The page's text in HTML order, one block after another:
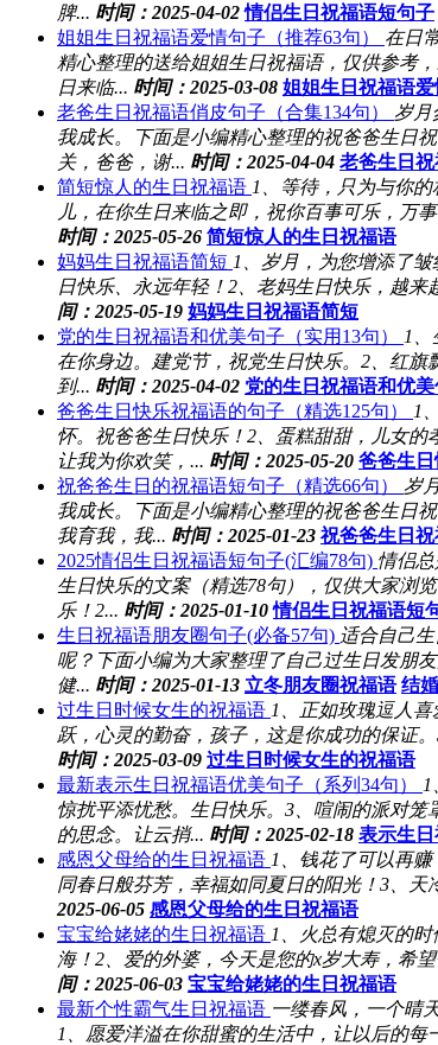
脾... 时间：2025-04-02 情侣生日祝福语短句子
姐姐生日祝福语爱情句子（推荐63句）
在日
精心整理的送给姐姐生日祝福语，仅供参考
日来临... 时间：2025-03-08 姐姐生日祝福语
老爸生日祝福语俏皮句子（合集134句）
岁月
我成长。下面是小编精心整理的祝爸爸生日
关，爸爸，谢... 时间：2025-04-04 老爸生日
简短惊人的生日祝福语 1、等待，只为与你
儿，在你生日来临之即，祝你百事可乐，万
时间：2025-05-26 简短惊人的生日祝福语
妈妈生日祝福语简短 1、岁月，为您增添了
日快乐、永远年轻！2、老妈生日快乐，越
间：2025-05-19 妈妈生日祝福语简短
党的生日祝福语和优美句子（实用13句）
1
在你身边。建党节，祝党生日快乐。2、红
到... 时间：2025-04-02 党的生日祝福语和优
爸爸生日快乐祝福语的句子（精选125句）
1
怀。祝爸爸生日快乐！2、蛋糕甜甜，儿女
让我为你欢笑，... 时间：2025-05-20 爸爸生
祝爸爸生日的祝福语短句子（精选66句）
岁
我成长。下面是小编精心整理的祝爸爸生日
我育我，我... 时间：2025-01-23 祝爸爸生日
2025情侣生日祝福语短句子(汇编78句) 情侣
生日快乐的文案（精选78句），仅供大家浏
乐！2... 时间：2025-01-10 情侣生日祝福语短
生日祝福语朋友圈句子(必备57句) 适合自己
呢？下面小编为大家整理了自己过生日发朋
健... 时间：2025-01-13 立冬朋友圈祝福语 结
过生日时候女生的祝福语 1、正如玫瑰逗人
跃，心灵的勤奋，孩子，这是你成功的保证
时间：2025-03-09 过生日时候女生的祝福语
最新表示生日祝福语优美句子（系列34句）
惊扰平添忧愁。生日快乐。3、喧闹的派对
的思念。让云捎... 时间：2025-02-18 表示生
感恩父母给的生日祝福语 1、钱花了可以再
同春日般芬芳，幸福如同夏日的阳光！3、
2025-06-05 感恩父母给的生日祝福语
宝宝给姥姥的生日祝福语 1、火总有熄灭的
海！2、爱的外婆，今天是您的x岁大寿，希
间：2025-06-03 宝宝给姥姥的生日祝福语
最新个性霸气生日祝福语 一缕春风，一个晴
1、愿爱洋溢在你甜蜜的生活中，让以后的